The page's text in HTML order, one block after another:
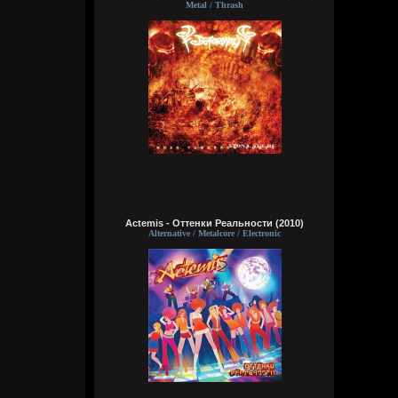
Видно, в жизни суждено мне
Выпить грешного вина
Кукуня
Вчера в 16:15:01
За мои зелёные глаза
Называешь ты меня колдуньей,
Сердце у тебя я забрала
Wirtuozik
Вчера в 16:14:24
Эй наринаринэла ай дари дари дари
Эй наринаринэла ай дари дари дари
Эй наринаринэла ай дари дари дари
Metal / Thrash
Actemis - Оттенки Реальности (2010)
Alternative / Metalcore / Electronic